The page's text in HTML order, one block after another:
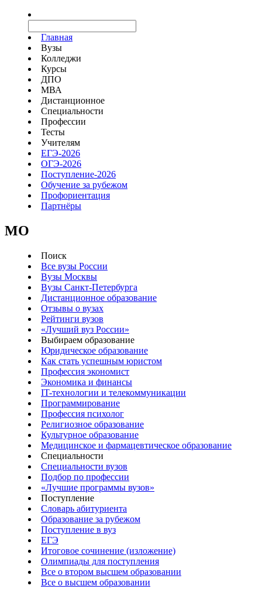
Главная
Вузы
Колледжи
Курсы
ДПО
МВА
Дистанционное
Специальности
Профессии
Тесты
Учителям
ЕГЭ-2026
ОГЭ-2026
Поступление-2026
Обучение за рубежом
Профориентация
Партнёры
MO
Поиск
Все вузы России
Вузы Москвы
Вузы Санкт-Петербурга
Дистанционное образование
Отзывы о вузах
Рейтинги вузов
«Лучший вуз России»
Выбираем образование
Юридическое образование
Как стать успешным юристом
Профессия экономист
Экономика и финансы
IT-технологии и телекоммуникации
Программирование
Профессия психолог
Религиозное образование
Культурное образование
Медицинское и фармацевтическое образование
Специальности
Специальности вузов
Подбор по профессии
«Лучшие программы вузов»
Поступление
Словарь абитуриента
Образование за рубежом
Поступление в вуз
ЕГЭ
Итоговое сочинение (изложение)
Олимпиады для поступления
Все о втором высшем образовании
Все о высшем образовании